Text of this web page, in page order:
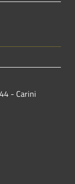
- Carini